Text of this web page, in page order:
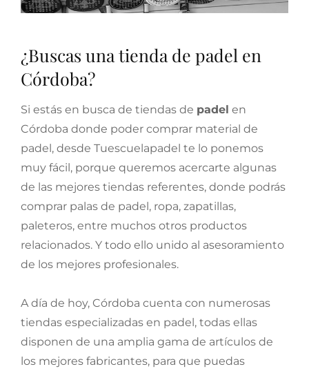
¿Buscas una tienda de padel en
Córdoba?
Si estás en busca de tiendas de padel en
Córdoba donde poder comprar material de
padel, desde Tuescuelapadel te lo ponemos
muy fácil, porque queremos acercarte algunas
de las mejores tiendas referentes, donde podrás
comprar palas de padel, ropa, zapatillas,
paleteros, entre muchos otros productos
relacionados. Y todo ello unido al asesoramiento
de los mejores profesionales.
A día de hoy, Córdoba cuenta con numerosas
tiendas especializadas en padel, todas ellas
disponen de una amplia gama de artículos de
los mejores fabricantes, para que puedas